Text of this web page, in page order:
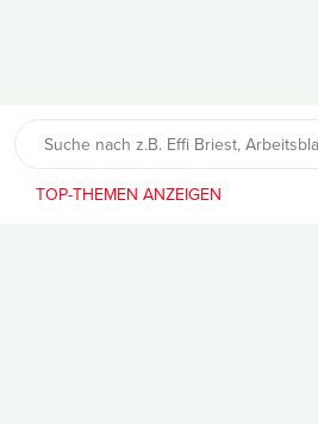
Lehrerfreund
TOP-THEMEN